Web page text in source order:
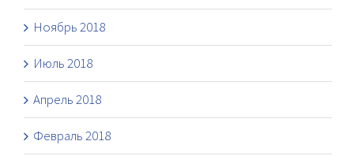
Ноябрь 2018
Июль 2018
Апрель 2018
Февраль 2018